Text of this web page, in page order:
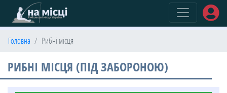
Головна Рибні місця
РИБНІ МІСЦЯ (ПІД ЗАБОРОНОЮ)